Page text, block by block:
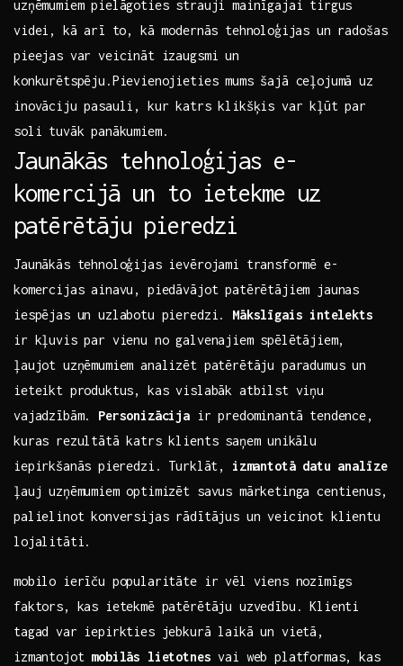
uzņēmumiem pielāgoties strauji mainīgajai tirgus
videi, ⁤kā arī​ to, ‌kā modernās tehnoloģijas un radošas
pieejas var veicināt izaugsmi un
konkurētspēju.Pievienojieties mums šajā ceļojumā uz
inovāciju pasauli, kur katrs klikšķis var kļūt⁢ par
soli tuvāk panākumiem.
Jaunākās tehnoloģijas e-
komercijā un to ietekme uz
patērētāju pieredzi
Jaunākās tehnoloģijas ievērojami transformē e-
komercijas ainavu, piedāvājot patērētājiem jaunas
iespējas un ​uzlabotu pieredzi. Mākslīgais⁣ intelekts
ir kļuvis par vienu no galvenajiem⁣ spēlētājiem,
ļaujot uzņēmumiem analizēt patērētāju paradumus un
ieteikt produktus, kas vislabāk atbilst viņu
vajadzībām. Personizācija ir predominantā tendence,
kuras rezultātā katrs klients saņem⁣ unikālu⁢
iepirkšanās ⁤pieredzi. Turklāt, izmantotā datu analīze
ļauj uzņēmumiem optimizēt savus mārketinga centienus,
palielinot konversijas rādītājus un veicinot klientu
lojalitāti.
mobilo ierīču popularitāte ir vēl viens nozīmīgs
faktors, kas ietekmē patērētāju uzvedību. Klienti
tagad var iepirkties jebkurā ​laikā un vietā,
izmantojot mobilās lietotnes vai web platformas,⁢ kas